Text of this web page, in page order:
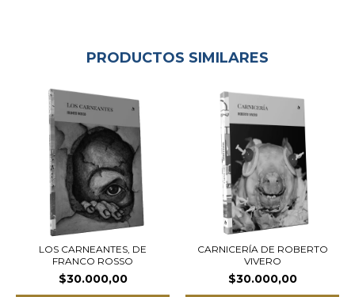
PRODUCTOS SIMILARES
LOS CARNEANTES, DE
FRANCO ROSSO
$30.000,00
CARNICERÍA DE ROBERTO
VIVERO
$30.000,00